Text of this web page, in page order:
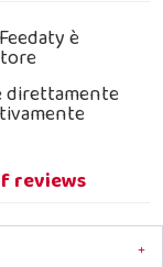
è
direttamente
reviews